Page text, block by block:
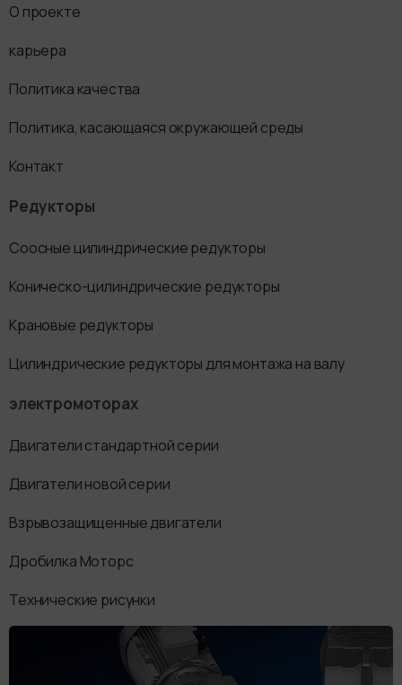
О проекте
карьера
Политика качества
Политика, касающаяся окружающей среды
Контакт
Редукторы
Соосные цилиндрические редукторы
Коническо-цилиндрические редукторы
Крановые редукторы
Цилиндрические редукторы для монтажа на валу
электромоторах
Двигатели стандартной серии
Двигатели новой серии
Взрывозащищенные двигатели
Дробилка Моторс
Технические рисунки